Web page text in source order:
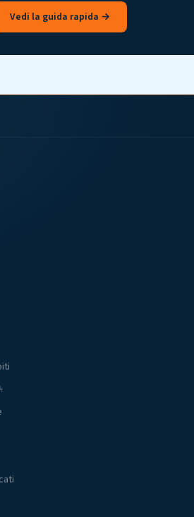
Vedi la guida rapida →